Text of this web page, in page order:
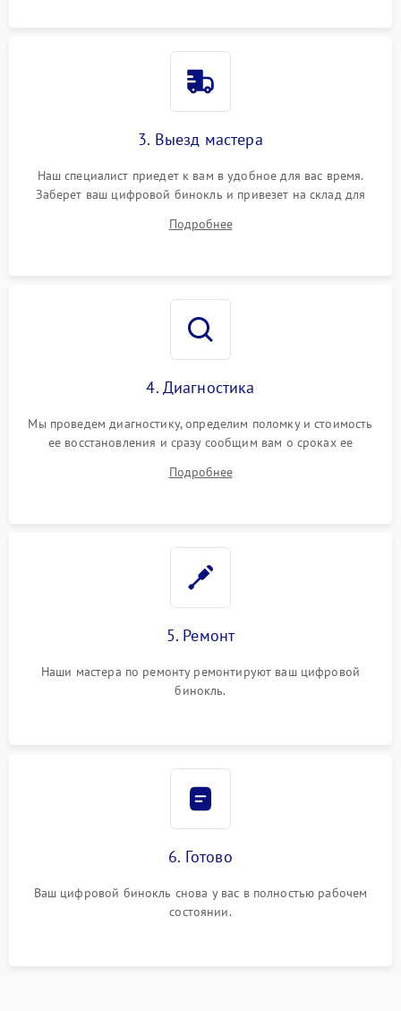
3. Выезд мастера
Наш специалист приедет к вам в удобное для вас время.
Заберет ваш цифровой бинокль и привезет на склад для
Подробнее
4. Диагностика
Мы проведем диагностику, определим поломку и стоимость
ее восстановления и сразу сообщим вам о сроках ее
Подробнее
5. Ремонт
Наши мастера по ремонту ремонтируют ваш цифровой
бинокль.
6. Готово
Ваш цифровой бинокль снова у вас в полностью рабочем
состоянии.